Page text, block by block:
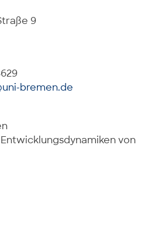
9
bremen.de
Entwicklungsdynamiken von